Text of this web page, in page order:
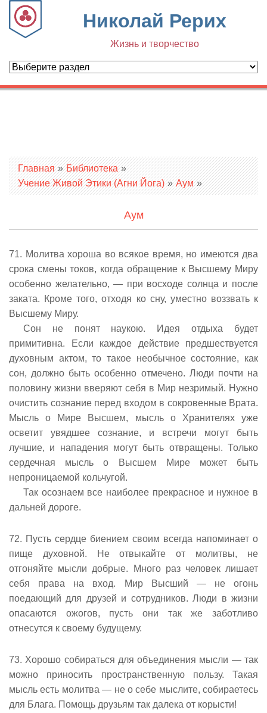
Николай Рерих
Жизнь и творчество
Вы здесь
Главная » Библиотека »
Учение Живой Этики (Агни Йога) » Аум »
Аум
71. Молитва хороша во всякое время, но имеются два
срока смены токов, когда обращение к Высшему Миру
особенно желательно, — при восходе солнца и после
заката. Кроме того, отходя ко сну, уместно воззвать к
Высшему Миру.
Сон не понят наукою. Идея отдыха будет
примитивна. Если каждое действие предшествуется
духовным актом, то такое необычное состояние, как
сон, должно быть особенно отмечено. Люди почти на
половину жизни вверяют себя в Мир незримый. Нужно
очистить сознание перед входом в сокровенные Врата.
Мысль о Мире Высшем, мысль о Хранителях уже
осветит увядшее сознание, и встречи могут быть
лучшие, и нападения могут быть отвращены. Только
сердечная мысль о Высшем Мире может быть
непроницаемой кольчугой.
Так осознаем все наиболее прекрасное и нужное в
дальней дороге.
72. Пусть сердце биением своим всегда напоминает о
пище духовной. Не отвыкайте от молитвы, не
отгоняйте мысли добрые. Много раз человек лишает
себя права на вход. Мир Высший — не огонь
поедающий для друзей и сотрудников. Люди в жизни
опасаются ожогов, пусть они так же заботливо
отнесутся к своему будущему.
73. Хорошо собираться для объединения мысли — так
можно приносить пространственную пользу. Такая
мысль есть молитва — не о себе мыслите, собираетесь
для Блага. Помощь друзьям так далека от корысти!